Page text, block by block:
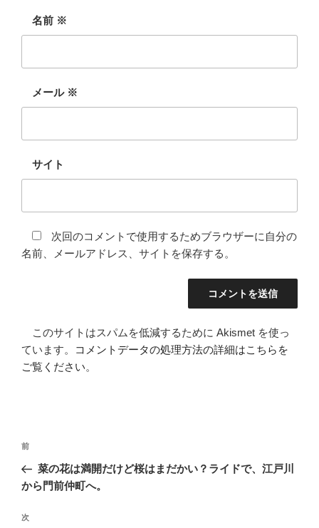
名前 ※
メール ※
サイト
次回のコメントで使用するためブラウザーに自分の
名前、メールアドレス、サイトを保存する。
このサイトはスパムを低減するために Akismet を使っ
ています。
コメントデータの処理方法の詳細はこちらを
ご覧ください。
投
ナ
ゲ
前
の
投
前
菜の花は満開だけど桜はまだかい？ライドで、江戸川
から門前仲町へ。
次
次